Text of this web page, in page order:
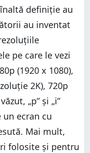
definiție au
au inventat
pe care le vezi
(1920 x 1080),
2K), 720p
„p” și „i”
un ecran cu
Mai mult,
folosite și pentru